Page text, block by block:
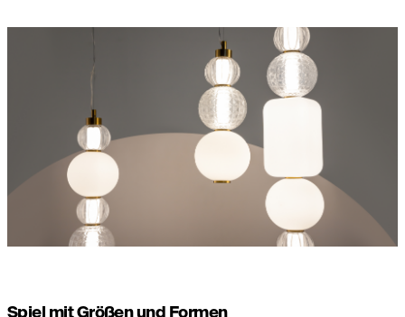
Spiel mit Größen und Formen